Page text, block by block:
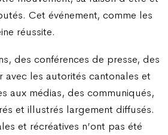
Cet événement, comme les
réussite.
des conférences de presse, des
avec les autorités cantonales et
aux médias, des communiqués,
et illustrés largement diffusés.
et récréatives n’ont pas été